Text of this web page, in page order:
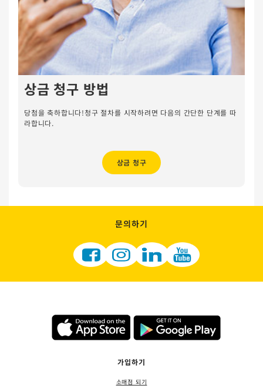
상금 청구 방법
당첨을 축하합니다!청구 절차를 시작하려면 다음의 간단한 단계를 따
라합니다.
상금 청구
문의하기
가입하기
소매점 되기